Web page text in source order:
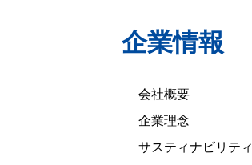
企業情報
会社概要
企業理念
サスティナビリティ